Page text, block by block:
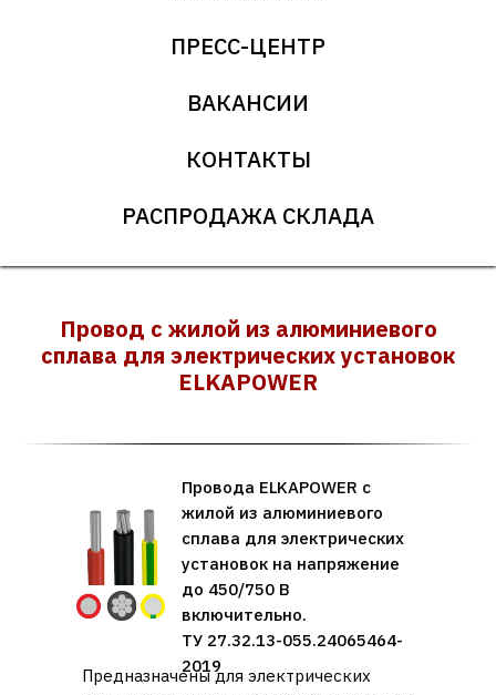
ПРЕСС-ЦЕНТР
ВАКАНСИИ
КОНТАКТЫ
РАСПРОДАЖА СКЛАДА
Провод с жилой из алюминиевого
сплава для электрических установок
ELKAPOWER
Провода ELKAPOWER с
жилой из алюминиевого
сплава для электрических
установок на напряжение
до 450/750 В
включительно.
ТУ 27.32.13-055.24065464-
2019
Предназначены для электрических